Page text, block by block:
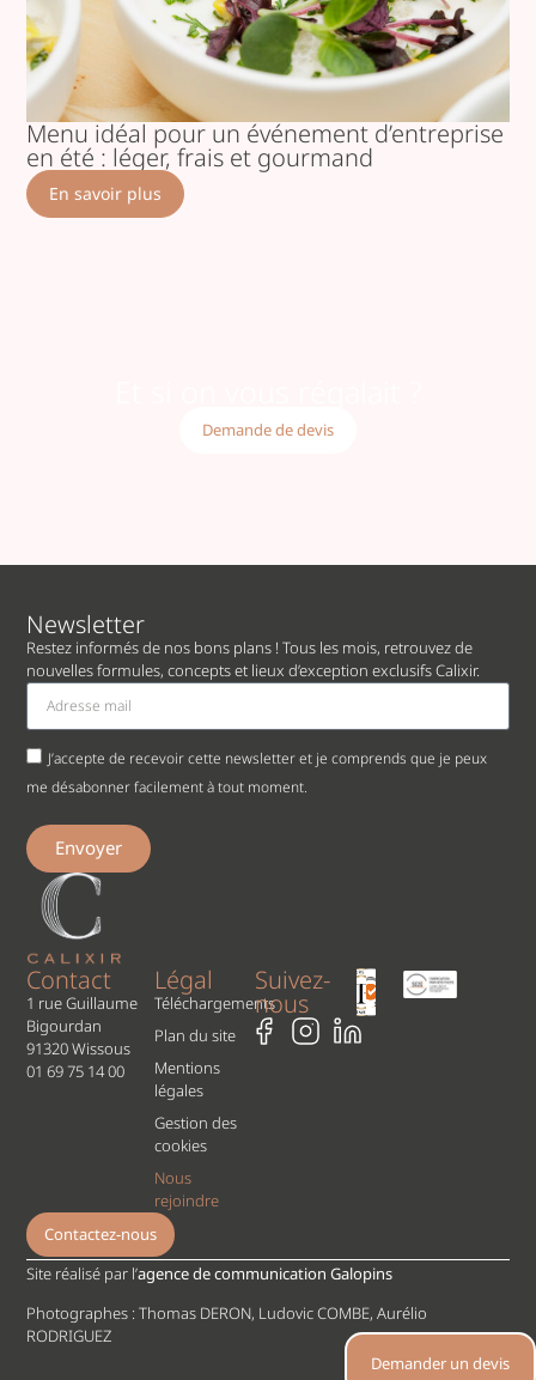
Demander un devis
Menu idéal pour un événement d’entreprise
en été : léger, frais et gourmand
En savoir plus
Demande de devis
Contact
1 rue Guillaume
Bigourdan
91320 Wissous
01 69 75 14 00
Légal
Téléchargements
Plan du site
Mentions
légales
Gestion des
cookies
Nous
rejoindre
Suivez-
nous
Contactez-nous
Site réalisé par l’agence de communication Galopins
Photographes : Thomas DERON, Ludovic COMBE, Aurélio
RODRIGUEZ
Newsletter
Restez informés de nos bons plans ! Tous les mois, retrouvez de
nouvelles formules, concepts et lieux d’exception exclusifs Calixir.
J’accepte de recevoir cette newsletter et je comprends que je peux
me désabonner facilement à tout moment.
Envoyer